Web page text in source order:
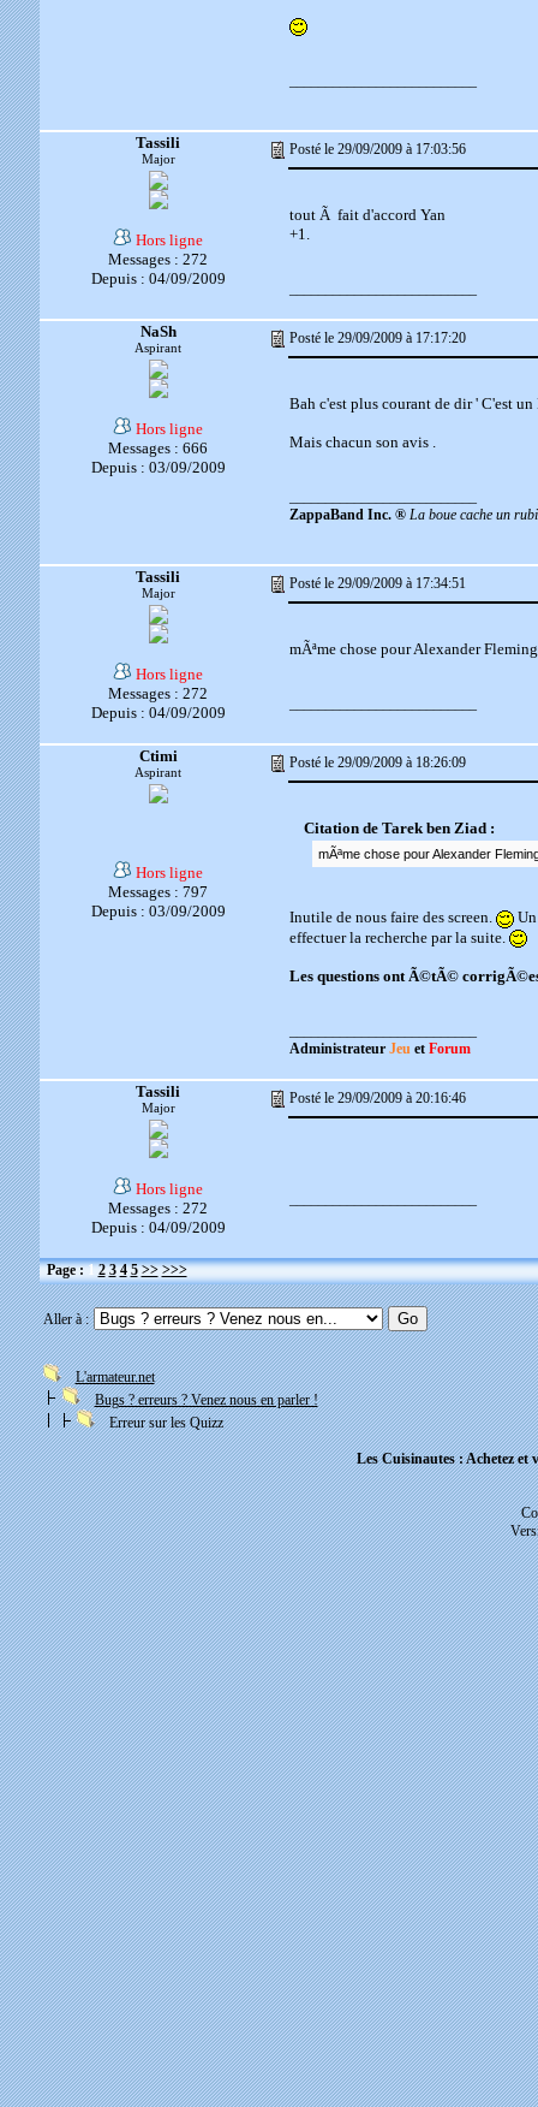
Tassili
Major
Posté le 29/09/2009 à 17:03:56
Hors ligne
Messages : 272
Depuis : 04/09/2009
tout Ã fait d'accord Yan
+1.
NaSh
Aspirant
Posté le 29/09/2009 à 17:17:20
Hors ligne
Messages : 666
Depuis : 03/09/2009
Bah c'est plus courant de dir ' C'est
Mais chacun son avis .
ZappaBand Inc. ® La boue cache un
Tassili
Major
Posté le 29/09/2009 à 17:34:51
Hors ligne
Messages : 272
Depuis : 04/09/2009
mÃªme chose pour Alexander
Ctimi
Aspirant
Posté le 29/09/2009 à 18:26:09
Hors ligne
Messages : 797
Depuis : 03/09/2009
Citation de Tarek ben Ziad :
mÃªme chose pour Alexander
Inutile de nous faire des screen.
Un
effectuer la recherche par la suite.
Les questions ont Ã©tÃ©
Administrateur Jeuet Forum
Tassili
Major
Posté le 29/09/2009 à 20:16:46
Hors ligne
Messages : 272
Depuis : 04/09/2009
Page :1 2 3 4 5 >> >>>
Aller à :
L'armateur.net
Bugs ? erreurs ? Venez nous en parler !
Erreur sur les Quizz
Les Cuisinautes : Achetez et